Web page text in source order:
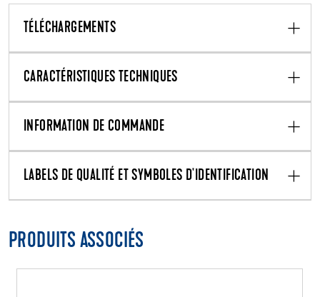
TÉLÉCHARGEMENTS
CARACTÉRISTIQUES TECHNIQUES
INFORMATION DE COMMANDE
LABELS DE QUALITÉ ET SYMBOLES D'IDENTIFICATION
PRODUITS ASSOCIÉS